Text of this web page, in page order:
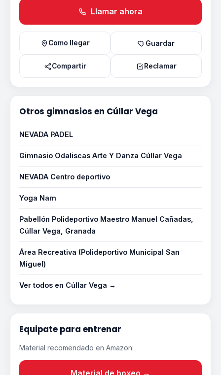
Llamar ahora
Como llegar Guardar
Compartir Reclamar
Otros gimnasios en Cúllar Vega
NEVADA PADEL
Gimnasio Odaliscas Arte Y Danza Cúllar Vega
NEVADA Centro deportivo
Yoga Nam
Pabellón Polideportivo Maestro Manuel Cañadas,
Cúllar Vega, Granada
Área Recreativa (Polideportivo Municipal San
Miguel)
Ver todos en Cúllar Vega →
Equipate para entrenar
Material recomendado en Amazon: